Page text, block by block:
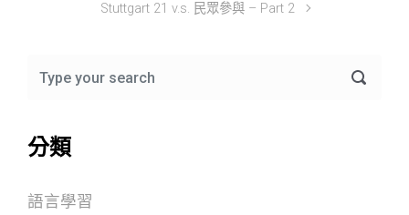
Stuttgart 21 v.s. 民眾參與 – Part 2
分類
語言學習